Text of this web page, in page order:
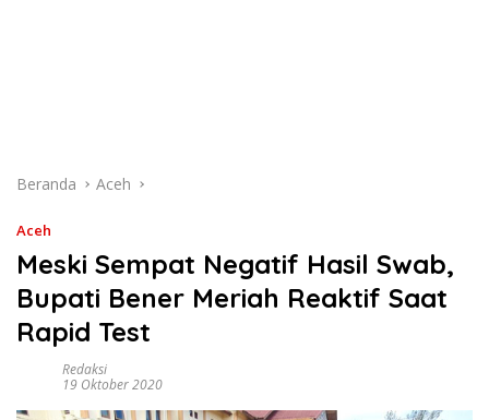
Beranda Aceh
Aceh
Meski Sempat Negatif Hasil Swab,
Bupati Bener Meriah Reaktif Saat
Rapid Test
Redaksi
19 Oktober 2020